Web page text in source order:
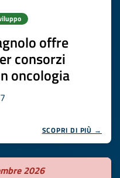
offre
consorzi
oncologia
SCOPRI DI PIÙ →
2026